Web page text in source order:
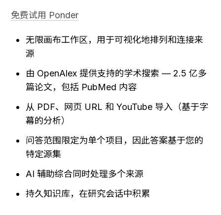
免费试用 Ponder
无限画布工作区，用于可视化地排列和连接来
源
由 OpenAlex 提供支持的学术搜索 — 2.5 亿多
篇论文，包括 PubMed 内容
从 PDF、网页 URL 和 YouTube 导入（基于字
幕的分析）
问答范围限定为单个项目，因此答案基于您的
特定源集
AI 辅助综合同时处理多个来源
持久知识库，在研究会话中积累